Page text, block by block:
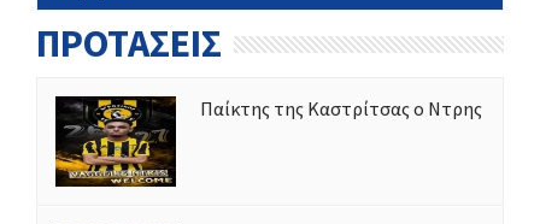
ΠΡΟΤΑΣΕΙΣ
Παίκτης της Καστρίτσας ο Ντρης